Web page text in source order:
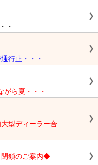
・
行止・・・
がら夏・・・
型ディーラー合
閉鎖のご案内◆